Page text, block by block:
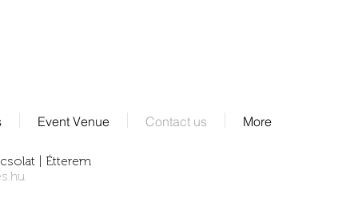
Event Venue Contact us More
| Étterem